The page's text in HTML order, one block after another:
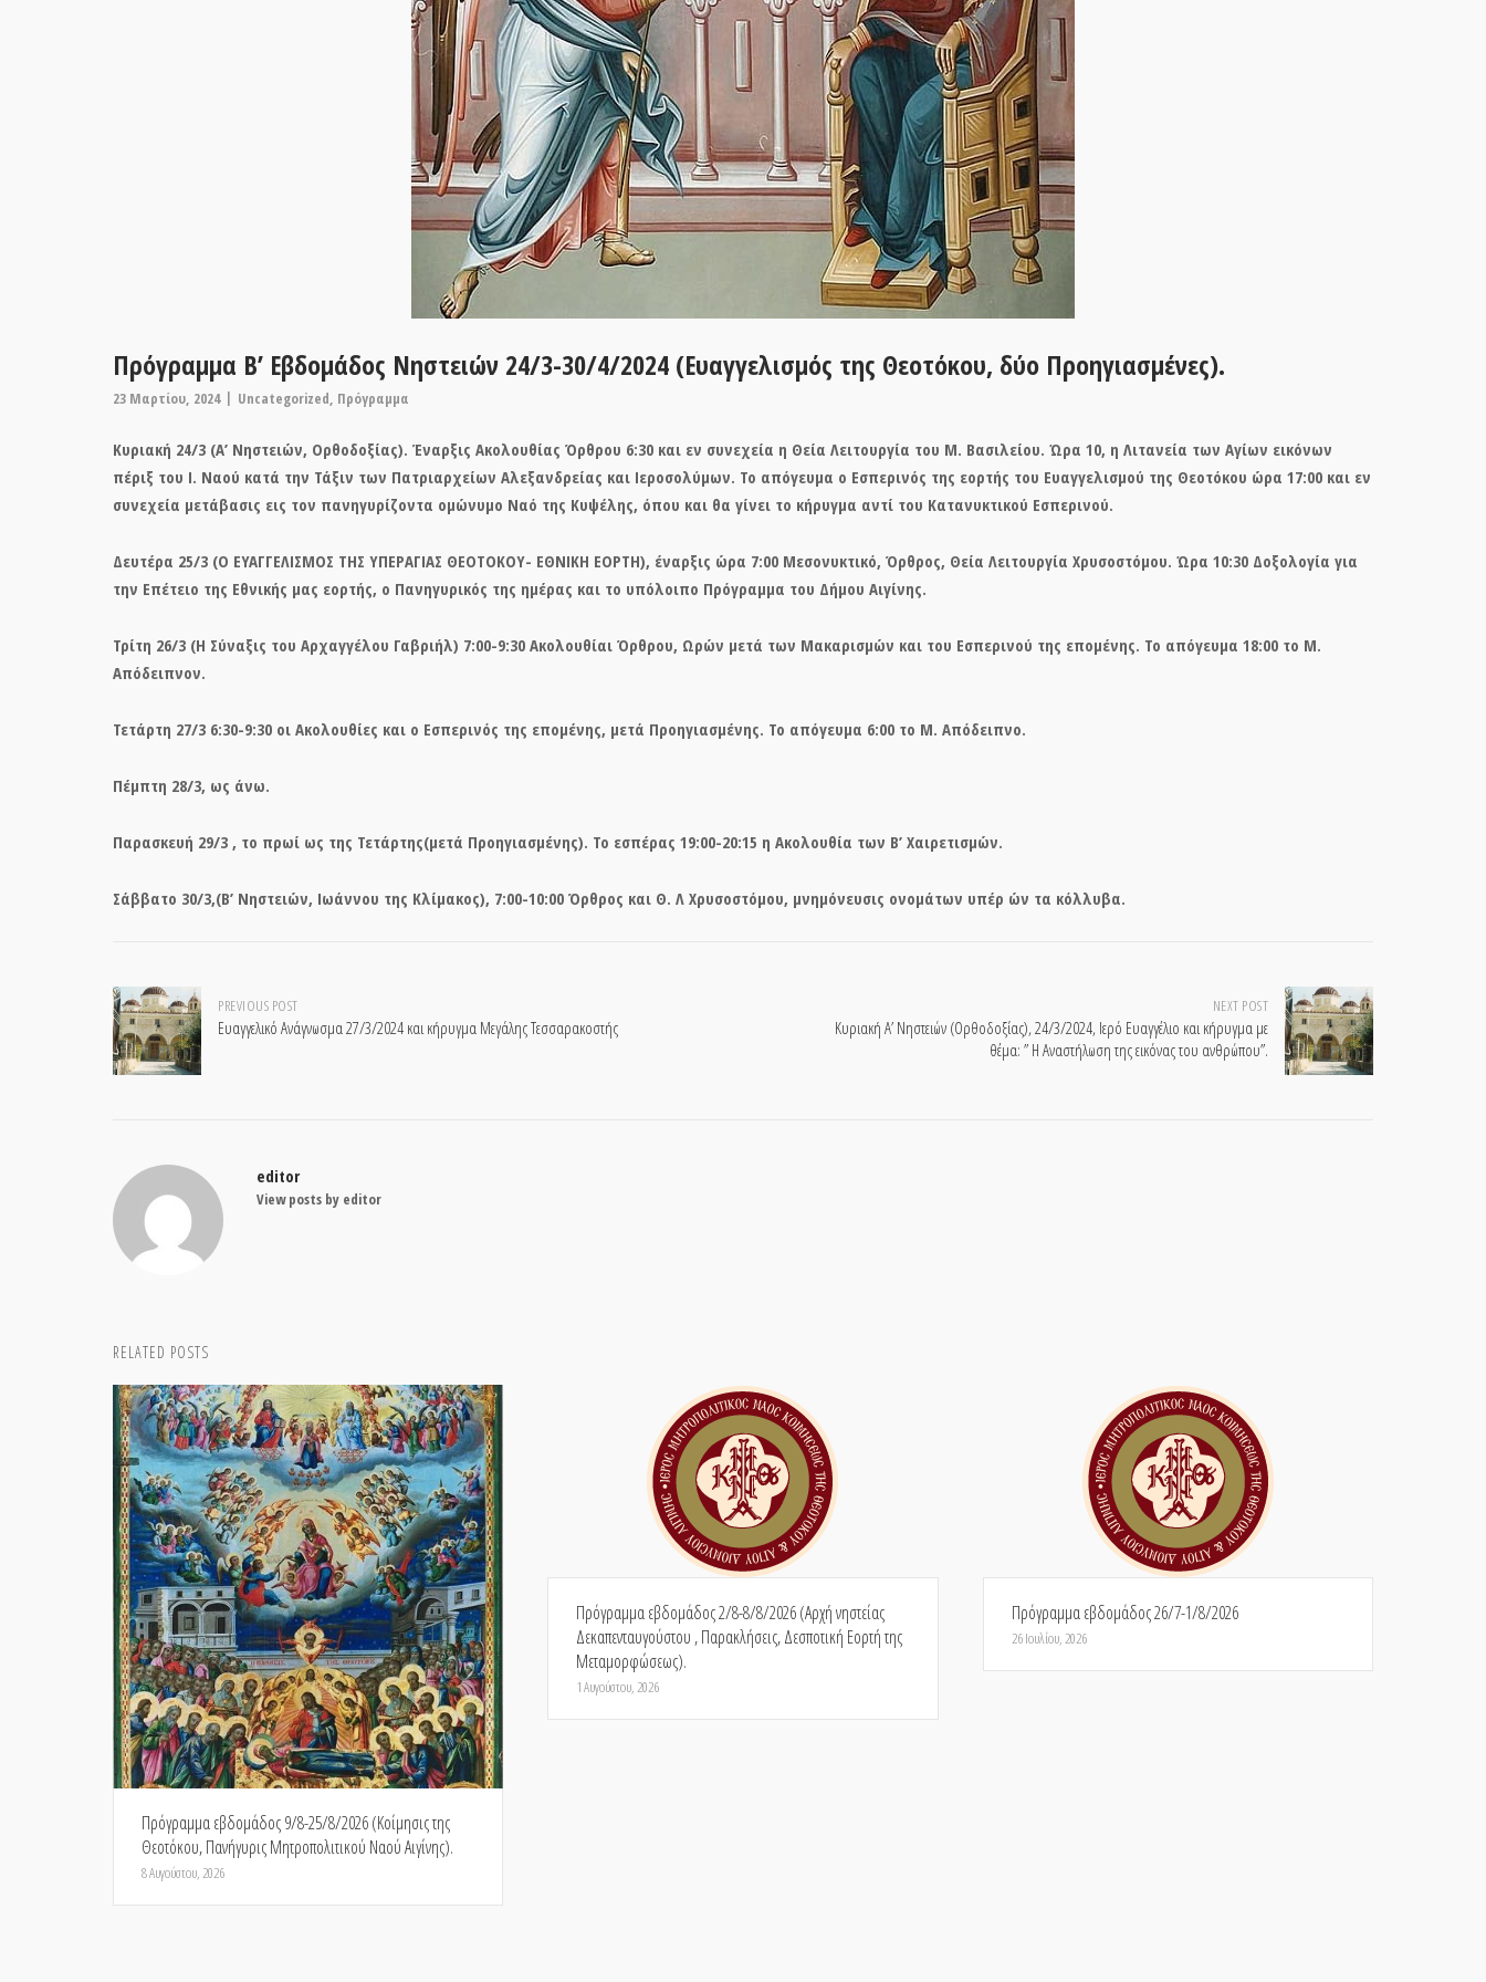
Πρόγραμμα Β’ Εβδομάδος Νηστειών 24/3-30/4/2024 (Ευαγγελισμός της Θεοτόκου, δύο Προηγιασμένες).
23 Μαρτίου, 2024 Uncategorized, Πρόγραμμα
Κυριακή 24/3 (Α’ Νηστειών, Ορθοδοξίας). Έναρξις Ακολουθίας Όρθρου 6:30 και εν συνεχεία η Θεία Λειτουργία του Μ. Βασιλείου. Ώρα 10, η Λιτανεία των Αγίων εικόνων
πέριξ του Ι. Ναού κατά την Τάξιν των Πατριαρχείων Αλεξανδρείας και Ιεροσολύμων. Το απόγευμα ο Εσπερινός της εορτής του Ευαγγελισμού της Θεοτόκου ώρα 17:00 και εν
συνεχεία μετάβασις εις τον πανηγυρίζοντα ομώνυμο Ναό της Κυψέλης, όπου και θα γίνει το κήρυγμα αντί του Κατανυκτικού Εσπερινού.
Δευτέρα 25/3 (Ο ΕΥΑΓΓΕΛΙΣΜΟΣ ΤΗΣ ΥΠΕΡΑΓΙΑΣ ΘΕΟΤΟΚΟΥ- ΕΘΝΙΚΗ ΕΟΡΤΗ), έναρξις ώρα 7:00 Μεσονυκτικό, Όρθρος, Θεία Λειτουργία Χρυσοστόμου. Ώρα 10:30 Δοξολογία για
την Επέτειο της Εθνικής μας εορτής, ο Πανηγυρικός της ημέρας και το υπόλοιπο Πρόγραμμα του Δήμου Αιγίνης.
Τρίτη 26/3 (Η Σύναξις του Αρχαγγέλου Γαβριήλ) 7:00-9:30 Ακολουθίαι Όρθρου, Ωρών μετά των Μακαρισμών και του Εσπερινού της επομένης. Το απόγευμα 18:00 το Μ.
Απόδειπνον.
Τετάρτη 27/3 6:30-9:30 οι Ακολουθίες και ο Εσπερινός της επομένης, μετά Προηγιασμένης. Το απόγευμα 6:00 το Μ. Απόδειπνο.
Πέμπτη 28/3, ως άνω.
Παρασκευή 29/3 , το πρωί ως της Τετάρτης(μετά Προηγιασμένης). Το εσπέρας 19:00-20:15 η Ακολουθία των Β’ Χαιρετισμών.
Σάββατο 30/3,(Β’ Νηστειών, Ιωάννου της Κλίμακος), 7:00-10:00 Όρθρος και Θ. Λ Χρυσοστόμου, μνημόνευσις ονομάτων υπέρ ών τα κόλλυβα.
Post
navigation
PREVIOUS POST
Ευαγγελικό Ανάγνωσμα 27/3/2024 και κήρυγμα Μεγάλης Τεσσαρακοστής
NEXT POST
Κυριακή Α’ Νηστειών (Ορθοδοξίας), 24/3/2024, Ιερό Ευαγγέλιο και κήρυγμα με
θέμα: ” Η Αναστήλωση της εικόνας του ανθρώπου”.
editor
View posts by editor
RELATED POSTS
Πρόγραμμα εβδομάδος 9/8-25/8/2026 (Κοίμησις της
Θεοτόκου, Πανήγυρις Μητροπολιτικού Ναού Αιγίνης).
8 Αυγούστου, 2026
Πρόγραμμα εβδομάδος 2/8-8/8/2026 (Αρχή νηστείας
Δεκαπενταυγούστου , Παρακλήσεις, Δεσποτική Εορτή της
Μεταμορφώσεως).
1 Αυγούστου, 2026
Πρόγραμμα εβδομάδος 26/7-1/8/2026
26 Ιουλίου, 2026